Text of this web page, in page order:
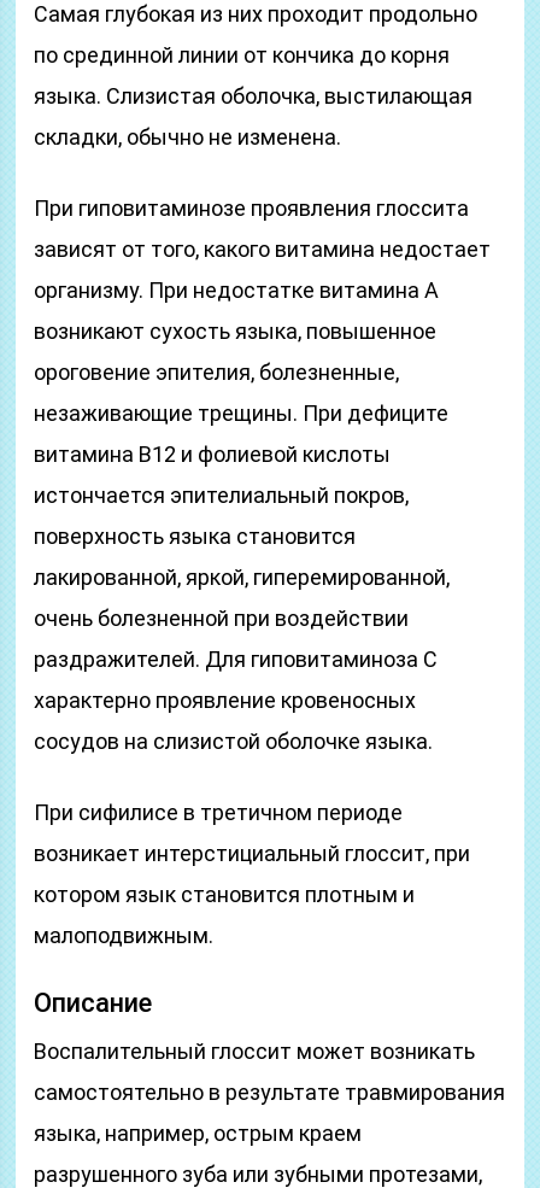
Самая глубокая из них проходит продольно
по срединной линии от кончика до корня
языка. Слизистая оболочка, выстилающая
складки, обычно не изменена.
При гиповитаминозе проявления глоссита
зависят от того, какого витамина недостает
организму. При недостатке витамина А
возникают сухость языка, повышенное
ороговение эпителия, болезненные,
незаживающие трещины. При дефиците
витамина В12 и фолиевой кислоты
истончается эпителиальный покров,
поверхность языка становится
лакированной, яркой, гиперемированной,
очень болезненной при воздействии
раздражителей. Для гиповитаминоза С
характерно проявление кровеносных
сосудов на слизистой оболочке языка.
При сифилисе в третичном периоде
возникает интерстициальный глоссит, при
котором язык становится плотным и
малоподвижным.
Описание
Воспалительный глоссит может возникать
самостоятельно в результате травмирования
языка, например, острым краем
разрушенного зуба или зубными протезами,